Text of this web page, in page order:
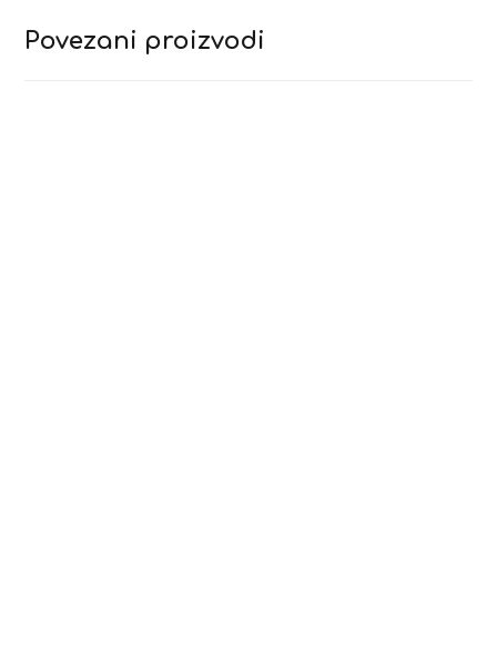
Povezani proizvodi